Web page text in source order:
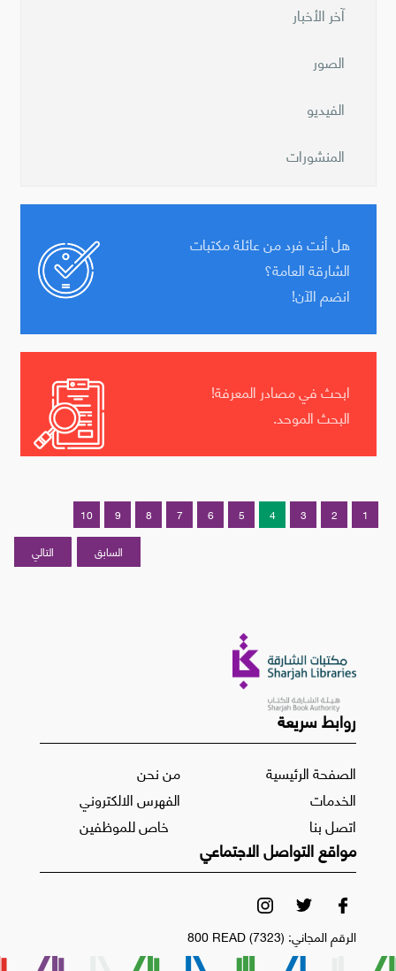
آخر الأخبار
الصور
الفيديو
المنشورات
هل أنت فرد من عائلة مكتبات
الشارقة العامة؟
انضم الآن!
ابحث في مصادر المعرفة!
البحث الموحد.
1
2
3
4
5
6
7
8
9
10
السابق
التالي
روابط سريعة
الصفحة الرئيسية
من نحن
الخدمات
الفهرس الالكتروني
اتصل بنا
خاص للموظفين
مواقع التواصل الاجتماعي
الرقم المجاني: 800 READ (7323)